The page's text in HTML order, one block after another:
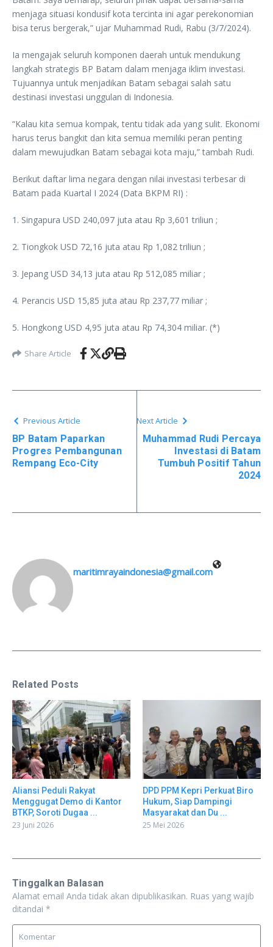
menjaga situasi kondusif kota tercinta ini agar perekonomian
bisa terus bergerak,” ujar Muhammad Rudi, Rabu (3/7/2024).
Ia mengajak seluruh komponen daerah untuk mendukung
langkah strategis BP Batam dalam menjaga iklim investasi.
Tujuannya untuk menjadikan Batam sebagai salah satu
destinasi investasi unggulan di Indonesia.
“Kalau kita semua kompak, tentu tidak ada yang sulit. Ekonomi
harus terus bangkit dan kita semua memiliki peran penting
dalam mewujudkan Batam sebagai kota maju,” tambah Rudi.
Berikut daftar lima negara dengan nilai investasi terbesar di
Batam pada Kuartal I 2024 (Data BKPM RI) :
1. Singapura USD 240,097 juta atau Rp 3,601 triliun ;
2. Tiongkok USD 72,16 juta atau Rp 1,082 triliun ;
3. Jepang USD 34,13 juta atau Rp 512,085 miliar ;
4. Perancis USD 15,85 juta atau Rp 237,77 miliar ;
5. Hongkong USD 4,95 juta atau Rp 74,304 miliar. (*)
Share Article
Previous Article
BP Batam Paparkan
Progres Pembangunan
Rempang Eco-City
Next Article
Muhammad Rudi Percaya
Investasi di Batam
Tumbuh Positif Tahun
2024
maritimrayaindonesia@gmail.com
Related Posts
Aliansi Peduli Rakyat
Menggugat Demo di Kantor
BTKP, Soroti Dugaa ...
23 Juni 2026
DPD PPM Kepri Perkuat Biro
Hukum, Siap Dampingi
Masyarakat dan Du ...
25 Mei 2026
Tinggalkan Balasan
Alamat email Anda tidak akan dipublikasikan. Ruas yang wajib
ditandai *